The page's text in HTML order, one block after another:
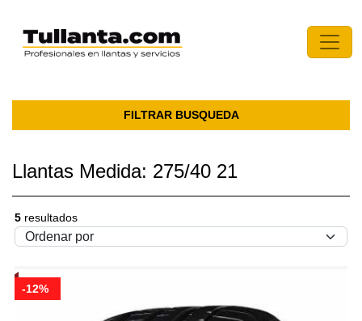
FILTRAR BUSQUEDA
Llantas Medida: 275/40 21
5 resultados
-12%